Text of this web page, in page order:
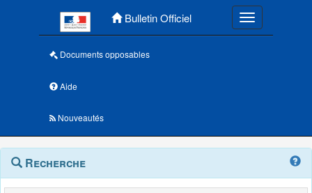
Bulletin Officiel Toggle
Documents opposables
Aide
Nouveautés
Navigation
outils
Menu
contextuel
Recherche